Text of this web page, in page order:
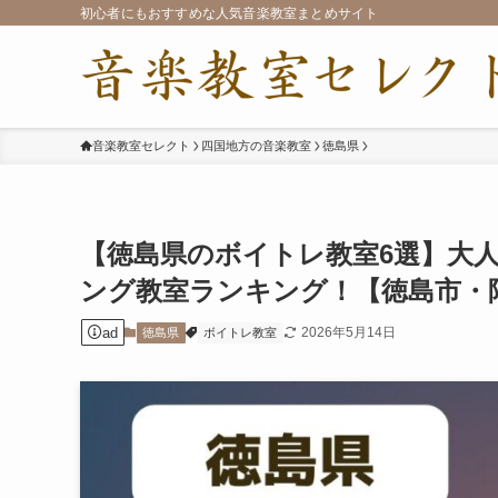
初心者にもおすすめな人気音楽教室まとめサイト
音楽教室セレクト 四国地方の音楽教室 徳島県
【徳島県のボイトレ教室6選】
ング教室ランキング！【徳島市
ad 徳島県 ボイトレ教室 2026年5月14日